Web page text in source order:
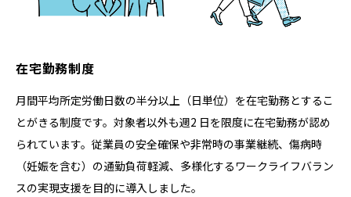
在宅勤務制度
⽉間平均所定労働⽇数の半分以上（⽇単位）を在宅勤務とするこ
とがきる制度です。対象者以外も週2 ⽇を限度に在宅勤務が認め
られています。従業員の安全確保や⾮常時の事業継続、傷病時
（妊娠を含む）の通勤負荷軽減、多様化するワークライフバラン
スの実現⽀援を⽬的に導⼊しました。